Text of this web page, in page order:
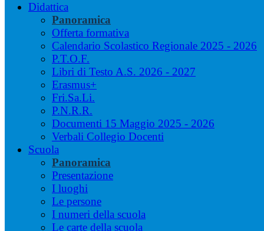
Didattica
Panoramica
Offerta formativa
Calendario Scolastico Regionale 2025 - 2026
P.T.O.F.
Libri di Testo A.S. 2026 - 2027
Erasmus+
Fri.Sa.Li.
P.N.R.R.
Documenti 15 Maggio 2025 - 2026
Verbali Collegio Docenti
Scuola
Panoramica
Presentazione
I luoghi
Le persone
I numeri della scuola
Le carte della scuola